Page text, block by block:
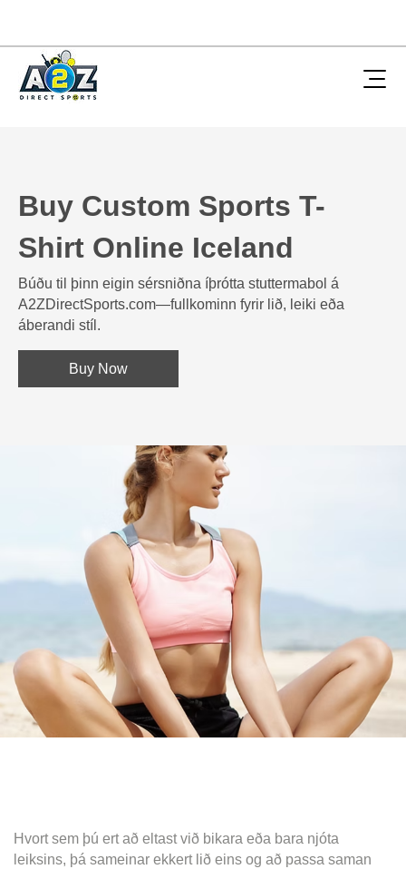
Buy Custom Sports T-
Shirt Online Iceland
Búðu til þinn eigin sérsniðna íþrótta stuttermabol á
A2ZDirectSports.com—fullkominn fyrir lið, leiki eða
áberandi stíl.
Buy Now
Hvort sem þú ert að eltast við bikara eða bara njóta
leiksins, þá sameinar ekkert lið eins og að passa saman